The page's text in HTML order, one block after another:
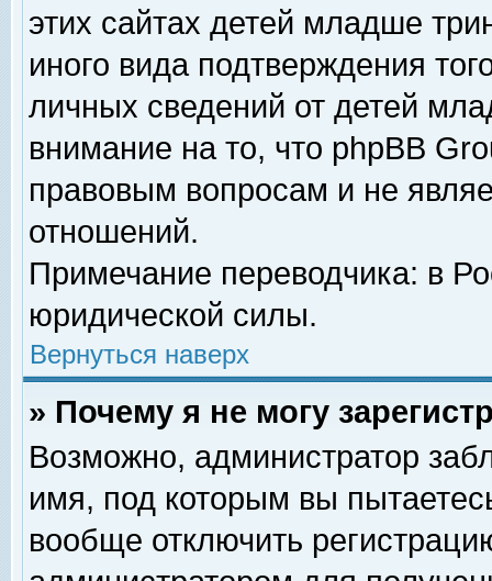
этих сайтах детей младше
иного вида подтверждения
личных сведений от детей
внимание на то, что phpBB
правовым вопросам и не
отношений.
Примечание переводчика: в
юридической силы.
Вернуться наверх
» Почему я не могу
Возможно, администратор
имя, под которым вы
вообще отключить